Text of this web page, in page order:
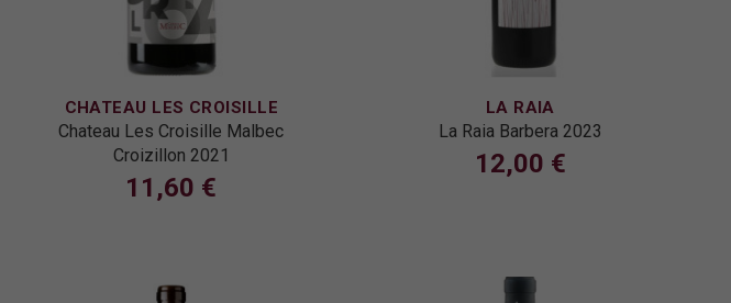
CHATEAU LES CROISILLE
Chateau Les Croisille Malbec
Croizillon 2021
11,60 €
LA RAIA
La Raia Barbera 2023
12,00 €